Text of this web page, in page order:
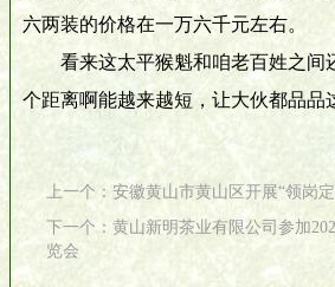
六两装的价格在一万六千元左右。
看来这太平猴魁和咱老百姓之间
个距离啊能越来越短，让大伙都品品
上一个：安徽黄山市黄山区开展“领岗
下一个：黄山新明茶业有限公司参加
览会